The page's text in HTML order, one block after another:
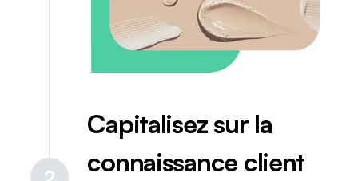
Capitalisez sur la
connaissance client